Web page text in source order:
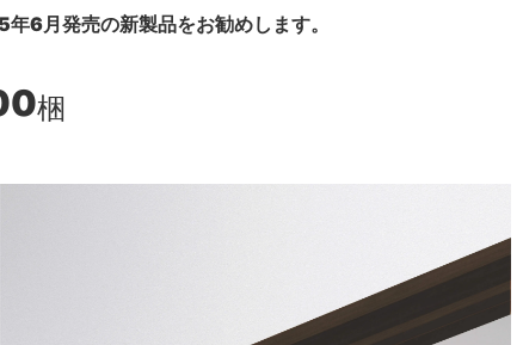
6月発売の新製品をお勧めします。
梱